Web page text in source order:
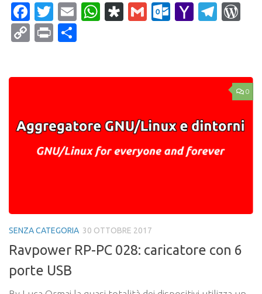
Facebook
Twitter
EmailWhatsApp
Diaspora
Gmail Yahoo
CopyPrint
0
SENZA CATEGORIA 30 OTTOBRE 2017
Ravpower RP-PC 028: caricatore con 6
porte USB